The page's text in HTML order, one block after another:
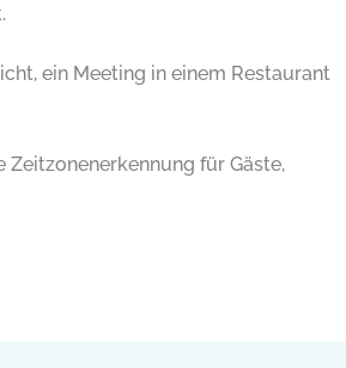
ein Meeting in einem Restaurant
für Gäste,